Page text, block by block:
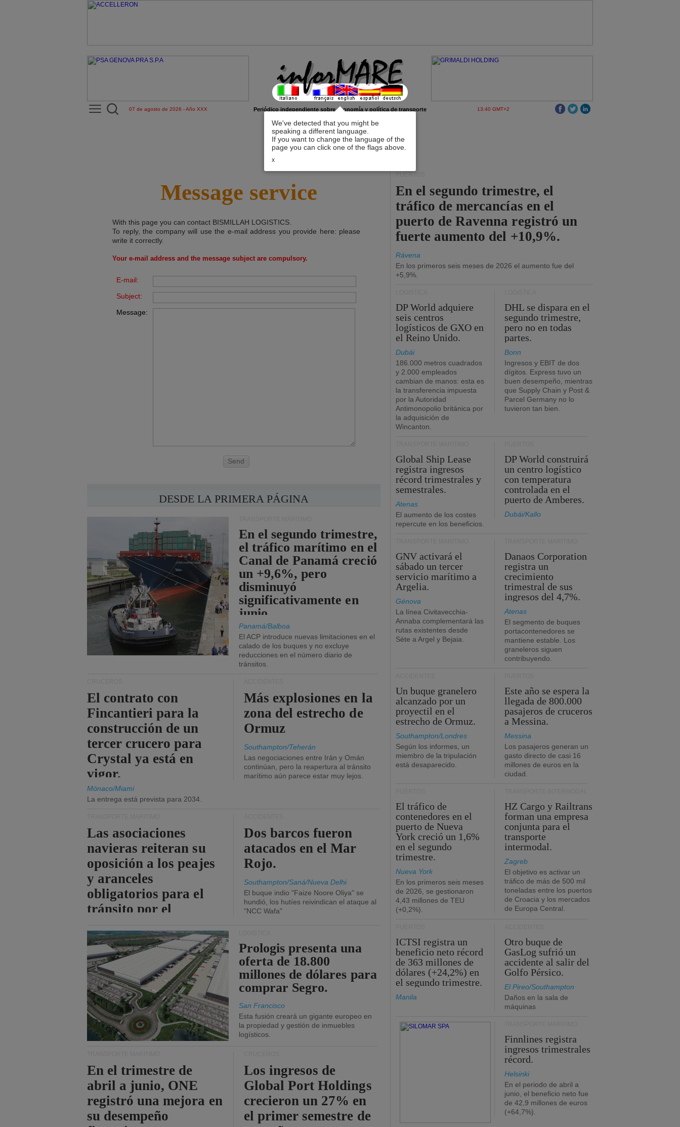
We've detected that you might be
speaking a different language.
If you want to change the language of the
page you can click one of the flags above.
x
07 de agosto de 2026 - Año XXX Periódico independiente sobre economía y política de transporte 13:40 GMT+2
Message service
With this page you can contact BISMILLAH LOGISTICS
To reply, the company will use the e-mail address you provide here: please
write it correctly.
Your e-mail address and the message subject are compulsory.
E-mail:
Subject:
Message:
Send
DESDE LA PRIMERA PÁGINA
En el segundo trimestre,
el tráfico marítimo en el
Canal de Panamá creció
un +9,6%, pero
disminuyó
significativamente en
junio.
Panamá/Balboa
El ACP introduce nuevas limitaciones en el
calado de los buques y no excluye
reducciones en el número diario de
tránsitos.
El contrato con
Fincantieri para la
construcción de un
tercer crucero para
Crystal ya está en
vigor.
Mónaco/Miami
La entrega está prevista para 2034.
Más explosiones en la
zona del estrecho de
Ormuz
Southampton/Teherán
Las negociaciones entre Irán y Omán
continúan, pero la reapertura al tránsito
marítimo aún parece estar muy lejos.
Las asociaciones
navieras reiteran su
oposición a los peajes
y aranceles
obligatorios para el
tránsito por el
Dos barcos fueron
atacados en el Mar
Rojo.
Southampton/Saná/Nueva Delhi
El buque indio "Faize Noore Oliya" se
hundió, los hutíes reivindican el ataque al
"NCC Wafa"
Prologis presenta una
oferta de 18.800
millones de dólares para
comprar Segro.
San Francisco
Esta fusión creará un gigante europeo en
la propiedad y gestión de inmuebles
logísticos.
En el trimestre de
abril a junio, ONE
registró una mejora en
su desempeño
Los ingresos de
Global Port Holdings
crecieron un 27% en
el primer semestre de
PUERTOS
En el segundo trimestre, el
tráfico de mercancías en el
puerto de Ravenna registró un
fuerte aumento del +10,9%.
Rávena
En los primeros seis meses de 2026 el aumento fue del
+5,9%.
DP World adquiere
seis centros
logísticos de GXO en
el Reino Unido.
Dubái
186.000 metros cuadrados
y 2.000 empleados
cambian de manos: esta es
la transferencia impuesta
por la Autoridad
Antimonopolio británica por
la adquisición de
Wincanton.
DHL se dispara en el
segundo trimestre,
pero no en todas
partes.
Bonn
Ingresos y EBIT de dos
dígitos. Express tuvo un
buen desempeño, mientras
que Supply Chain y Post &
Parcel Germany no lo
tuvieron tan bien.
Global Ship Lease
registra ingresos
récord trimestrales y
semestrales.
Atenas
El aumento de los costes
repercute en los beneficios.
DP World construirá
un centro logístico
con temperatura
controlada en el
puerto de Amberes.
Dubái/Kallo
GNV activará el
sábado un tercer
servicio marítimo a
Argelia.
Génova
La línea Civitavecchia-
Annaba complementará las
rutas existentes desde
Sète a Argel y Bejaia.
Danaos Corporation
registra un
crecimiento
trimestral de sus
ingresos del 4,7%.
Atenas
El segmento de buques
portacontenedores se
mantiene estable. Los
graneleros siguen
contribuyendo.
Un buque granelero
alcanzado por un
proyectil en el
estrecho de Ormuz.
Southampton/Londres
Según los informes, un
miembro de la tripulación
está desaparecido.
Este año se espera la
llegada de 800.000
pasajeros de cruceros
a Messina.
Messina
Los pasajeros generan un
gasto directo de casi 16
millones de euros en la
ciudad.
El tráfico de
contenedores en el
puerto de Nueva
York creció un 1,6%
en el segundo
trimestre.
Nueva York
En los primeros seis meses
de 2026, se gestionaron
4,43 millones de TEU
(+0,2%).
HZ Cargo y Railtrans
forman una empresa
conjunta para el
transporte
intermodal.
Zagreb
El objetivo es activar un
tráfico de más de 500 mil
toneladas entre los puertos
de Croacia y los mercados
de Europa Central.
ICTSI registra un
beneficio neto récord
de 363 millones de
dólares (+24,2%) en
el segundo trimestre.
Manila
Otro buque de
GasLog sufrió un
accidente al salir del
Golfo Pérsico.
El Pireo/Southampton
Daños en la sala de
máquinas
Finnlines registra
ingresos trimestrales
récord.
Helsinki
En el periodo de abril a
junio, el beneficio neto fue
de 42,9 millones de euros
(+64,7%).